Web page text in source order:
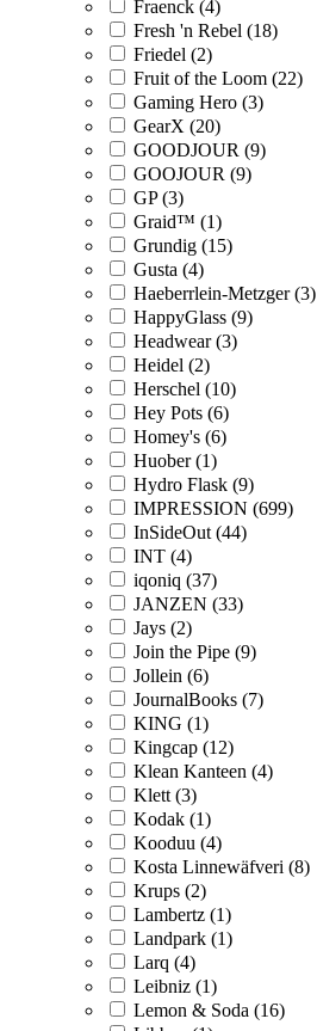
Fraenck (4)
Fresh 'n Rebel (18)
Friedel (2)
Fruit of the Loom (22)
Gaming Hero (3)
GearX (20)
GOODJOUR (9)
GOOJOUR (9)
GP (3)
Graid™ (1)
Grundig (15)
Gusta (4)
Haeberrlein-Metzger (3)
HappyGlass (9)
Headwear (3)
Heidel (2)
Herschel (10)
Hey Pots (6)
Homey's (6)
Huober (1)
Hydro Flask (9)
IMPRESSION (699)
InSideOut (44)
INT (4)
iqoniq (37)
JANZEN (33)
Jays (2)
Join the Pipe (9)
Jollein (6)
JournalBooks (7)
KING (1)
Kingcap (12)
Klean Kanteen (4)
Klett (3)
Kodak (1)
Kooduu (4)
Kosta Linnewäfveri (8)
Krups (2)
Lambertz (1)
Landpark (1)
Larq (4)
Leibniz (1)
Lemon & Soda (16)